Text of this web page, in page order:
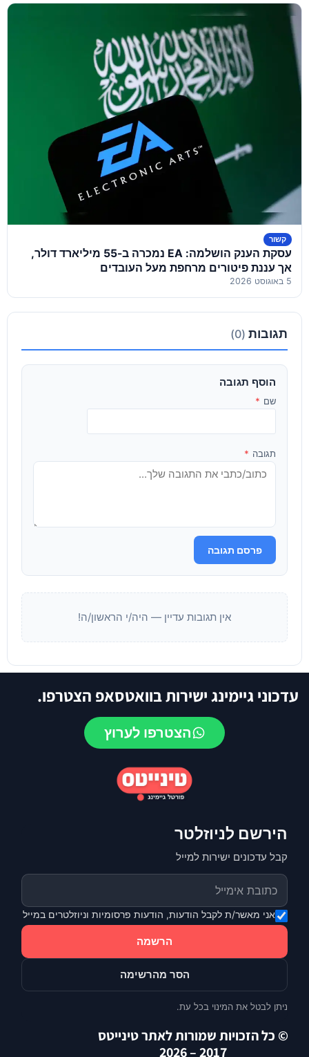
קשור
עסקת הענק הושלמה: EA נמכרה ב-55 מיליארד דולר,
אך עננת פיטורים מרחפת מעל העובדים
5 באוגוסט 2026
תגובות (0)
הוסף תגובה
שם *
תגובה *
פרסם תגובה
אין תגובות עדיין — היה/י הראשון/ה!
עדכוני גיימינג ישירות בוואטסאפ הצטרפו.
הצטרפו לערוץ
הירשם לניוזלטר
קבל עדכונים ישירות למייל
אני מאשר/ת לקבל הודעות, הודעות פרסומיות וניוזלטרים במייל
הרשמה
הסר מהרשימה
ניתן לבטל את המינוי בכל עת.
© כל הזכויות שמורות לאתר טינייטס
2017 – 2026